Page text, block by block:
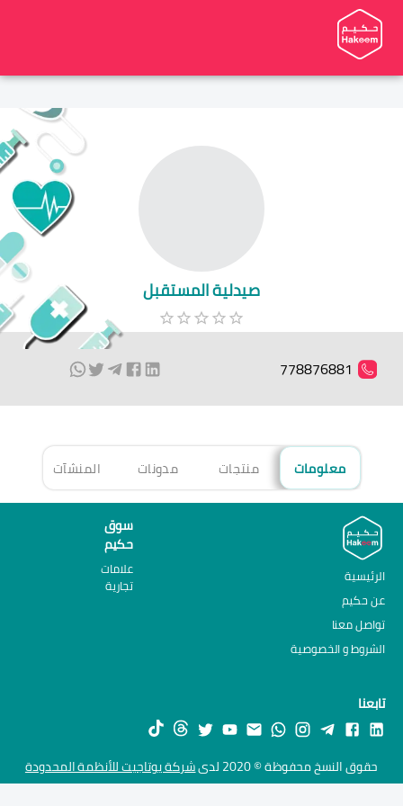
صيدلية المستقبل
778876881
معلومات منتجات مدونات المنشآت
الرئيسية
عن حكيم
تواصل معنا
الشروط و الخصوصية
سوق
حكيم
علامات
تجارية
تابعنا
حقوق النسخ محفوظة © 2020 لدى شركة يوتاجيت للأنظمة المحدودة